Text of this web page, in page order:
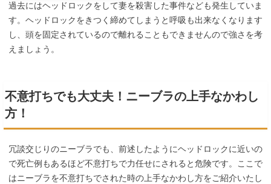
過去にはヘッドロックをして妻を殺害した事件なども発生していま
す。ヘッドロックをきつく締めてしまうと呼吸も出来なくなります
し、頭を固定されているので離れることもできませんので強さを考
えましょう。
不意打ちでも大丈夫！ニーブラの上手なかわし
方！
冗談交じりのニーブラでも、前述したようにヘッドロックに近いの
で死亡例もあるほど不意打ちで力任せにされると危険です。ここで
はニーブラを不意打ちでされた時の上手なかわし方をご紹介いたし